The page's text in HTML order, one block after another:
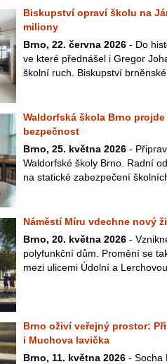
Biskupství opraví školu na
miliony
Brno, 22. června 2026 - Do
ve které přednášel i Gregor
školní ruch. Biskupství
Waldorfská škola Brno
bezpečnost
Brno, 25. května 2026 -
Waldorfské školy Brno. Radní
na statické zabezpečení
Náměstí Míru vdechne nový
Brno, 20. května 2026 -
polyfunkční dům. Promění se
mezi ulicemi Údolní a
Brno oživí veřejný prostor:
i Muchova lavička
Brno, 11. května 2026 - Socha